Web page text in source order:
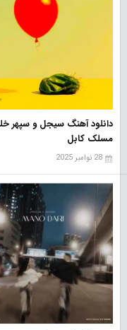
دانلود آهنگ سیجل و سپهر
مسلک کابل
28 نوامبر 2025